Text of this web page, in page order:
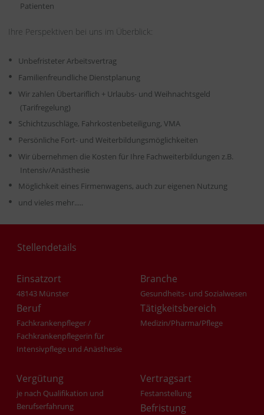
Patienten
Ihre Perspektiven bei uns im Überblick:
Unbefristeter Arbeitsvertrag
Familienfreundliche Dienstplanung
Wir zahlen Übertariflich + Urlaubs- und Weihnachtsgeld
(Tarifregelung)
Schichtzuschläge, Fahrkostenbeteiligung, VMA
Persönliche Fort- und Weiterbildungsmöglichkeiten
Wir übernehmen die Kosten für Ihre Fachweiterbildungen z.B.
Intensiv/Anästhesie
Möglichkeit eines Firmenwagens, auch zur eigenen Nutzung
und vieles mehr.....
Stellendetails
Einsatzort
48143 Münster
Branche
Gesundheits- und Sozialwesen
Beruf
Fachkrankenpfleger /
Fachkrankenpflegerin für
Intensivpflege und Anästhesie
Tätigkeitsbereich
Medizin/Pharma/Pflege
Vergütung
je nach Qualifikation und
Berufserfahrung
Vertragsart
Festanstellung
Befristung